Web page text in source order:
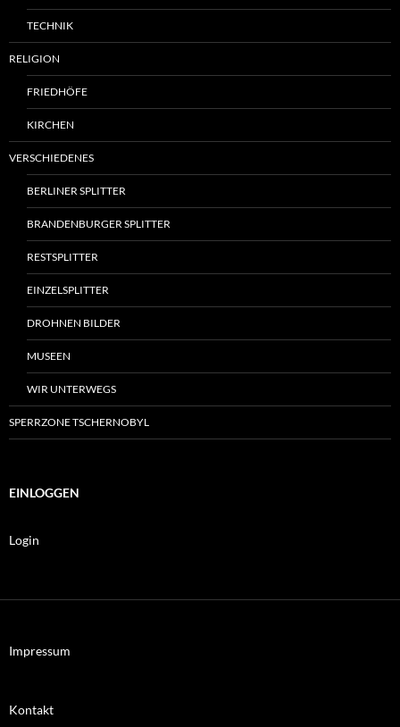
TECHNIK
RELIGION
FRIEDHÖFE
KIRCHEN
VERSCHIEDENES
BERLINER SPLITTER
BRANDENBURGER SPLITTER
RESTSPLITTER
EINZELSPLITTER
DROHNEN BILDER
MUSEEN
WIR UNTERWEGS
SPERRZONE TSCHERNOBYL
EINLOGGEN
Login
Impressum
Kontakt